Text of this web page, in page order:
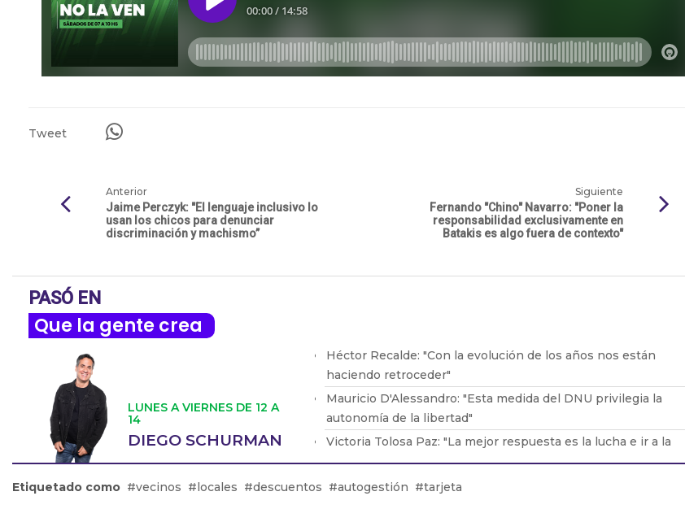
Tweet
Anterior
Jaime Perczyk: "El lenguaje inclusivo lo
usan los chicos para denunciar
discriminación y machismo”
Siguiente
Fernando "Chino" Navarro: "Poner la
responsabilidad exclusivamente en
Batakis es algo fuera de contexto"
PASÓ EN
Que la gente crea
LUNES A VIERNES DE 12 A
14
DIEGO SCHURMAN
Héctor Recalde: "Con la evolución de los años nos están
haciendo retroceder"
Mauricio D'Alessandro: "Esta medida del DNU privilegia la
autonomía de la libertad"
Victoria Tolosa Paz: "La mejor respuesta es la lucha e ir a la
justicia"
Yamil Santoro: "No cuentan con un marco jurídico que los
Etiquetado como vecinos locales descuentos autogestión tarjeta